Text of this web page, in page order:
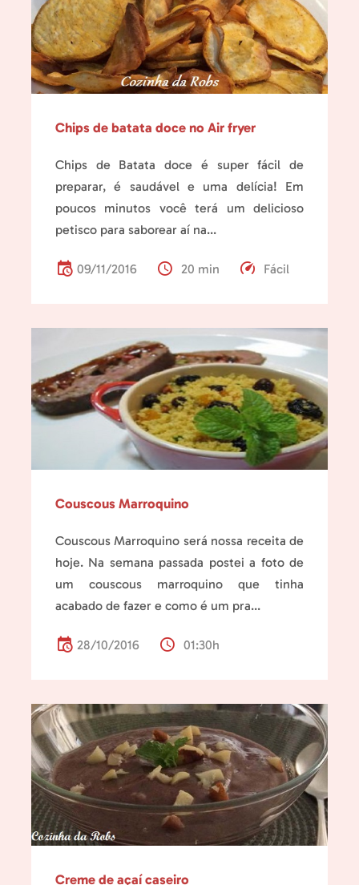
Chips de batata doce no Air fryer
Chips de Batata doce é super fácil de
preparar, é saudável e uma delícia! Em
poucos minutos você terá um delicioso
petisco para saborear aí na...
09/11/2016 20 min Fácil
Couscous Marroquino
Couscous Marroquino será nossa receita de
hoje. Na semana passada postei a foto de
um couscous marroquino que tinha
acabado de fazer e como é um pra...
28/10/2016 01:30h
Creme de açaí caseiro